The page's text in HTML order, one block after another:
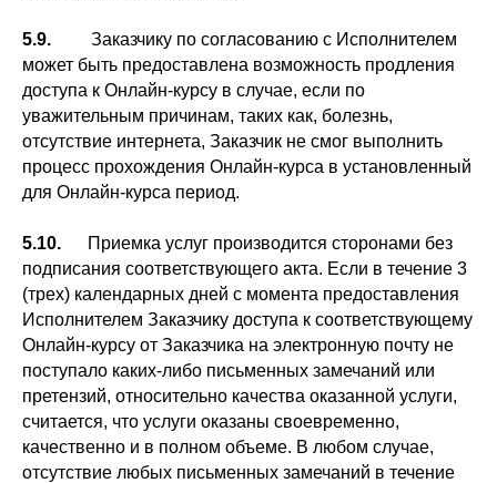
5.9. Заказчику по согласованию с Исполнителем
может быть предоставлена возможность продления
доступа к Онлайн-курсу в случае, если по
уважительным причинам, таких как, болезнь,
отсутствие интернета, Заказчик не смог выполнить
процесс прохождения Онлайн-курса в установленный
для Онлайн-курса период.
5.10.
Приемка услуг производится сторонами без
подписания соответствующего акта. Если в течение 3
(трех) календарных дней с момента предоставления
Исполнителем Заказчику доступа к соответствующему
Онлайн-курсу от Заказчика на электронную почту не
поступало каких-либо письменных замечаний или
претензий, относительно качества оказанной услуги,
считается, что услуги оказаны своевременно,
качественно и в полном объеме. В любом случае,
отсутствие любых письменных замечаний в течение